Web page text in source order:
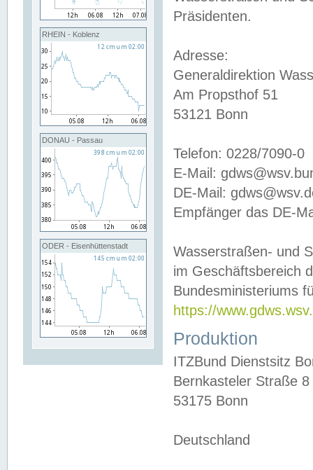
RHEIN - Koblenz
DONAU - Passau
ODER - Eisenhüttenstadt
Präsidenten.
Adresse:
Generaldirektion
Am Propsthof 51
53121 Bonn
Telefon: 0228/7090-0
E-Mail:
DE-Mail:
Empfänger das DE-
Wasserstraßen- und
im Geschäftsbereich
Bundesministeriums
https://
Produktion
ITZBund Dienstsitz
Bernkasteler Straße 8
53175 Bonn
Deutschland